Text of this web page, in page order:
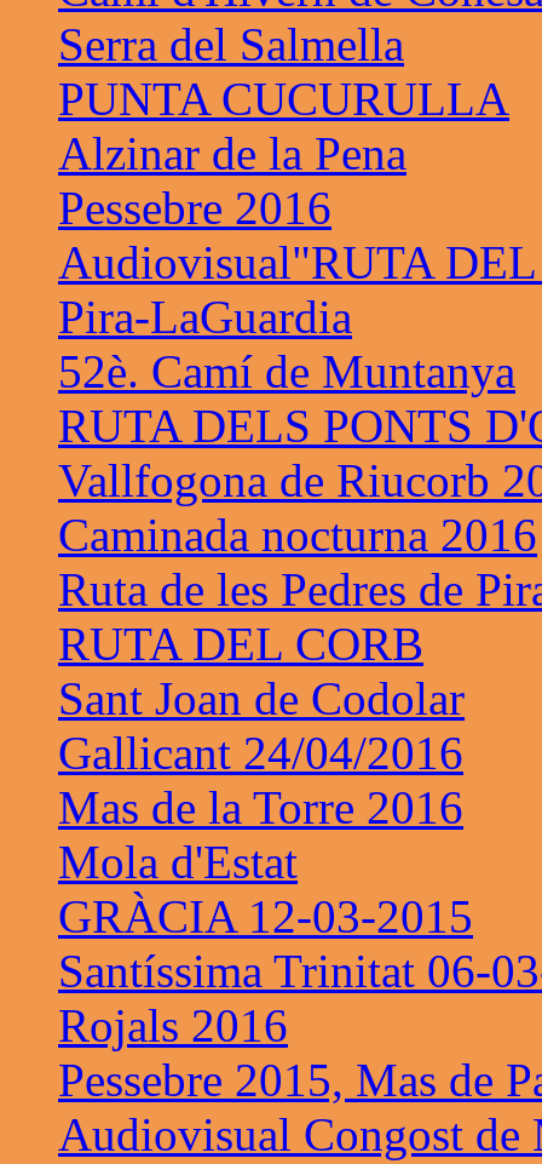
Serra del Salmella
PUNTA CUCURULLA
Alzinar de la Pena
Pessebre 2016
Audiovisual"RUTA
Pira-LaGuardia
52è. Camí de Muntanya
RUTA DELS PONTS
Vallfogona de Riucorb
Caminada nocturna 2016
Ruta de les Pedres de
RUTA DEL CORB
Sant Joan de Codolar
Gallicant 24/04/2016
Mas de la Torre 2016
Mola d'Estat
GRÀCIA 12-03-2015
Santíssima Trinitat 06-
Rojals 2016
Pessebre 2015, Mas de
Audiovisual Congost de